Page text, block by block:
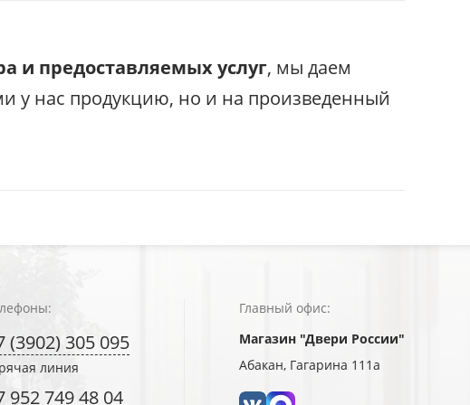
и предоставляемых услуг, мы даем
у нас продукцию, но и на произведенный
(3902) 305 095
линия
952 749 48 04
Главный офис:
Магазин "Двери России"
Абакан, Гагарина 111а